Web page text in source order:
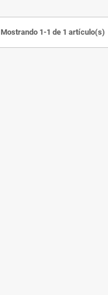
Mostrando 1-1 de 1 artículo(s)